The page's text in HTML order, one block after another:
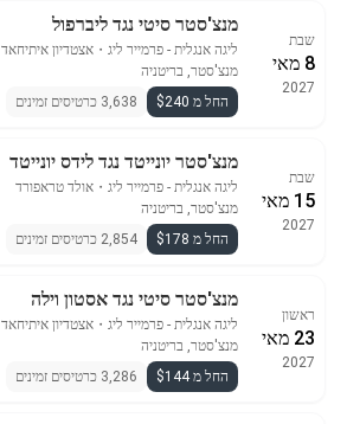
שבת
8 מאי
2027
מנצ'סטר סיטי נגד ליברפול
ליגה אנגלית - פרמייר ליג ・ אצטדיון איתיחאד
מנצ'סטר, בריטניה
החל מ $240
3,638 כרטיסים זמינים
שבת
15 מאי
2027
מנצ'סטר יונייטד נגד לידס יונייטד
ליגה אנגלית - פרמייר ליג ・ אולד טראפורד
מנצ'סטר, בריטניה
החל מ $178
2,854 כרטיסים זמינים
ראשון
23 מאי
2027
מנצ'סטר סיטי נגד אסטון וילה
ליגה אנגלית - פרמייר ליג ・ אצטדיון איתיחאד
מנצ'סטר, בריטניה
החל מ $144
3,286 כרטיסים זמינים